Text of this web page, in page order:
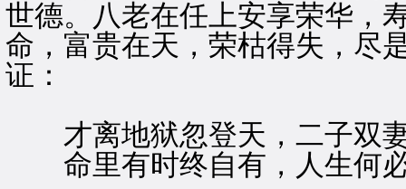
世德。八老在任上安享荣华，
命，富贵在天，荣枯得失，尽
证：
才离地狱忽登天，二子双
命里有时终自有，人生何